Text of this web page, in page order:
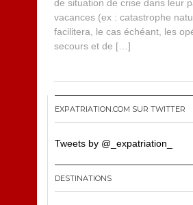
de situation de crise dans leur
vacances (ex : catastrophe
facilitera, le cas échéant, les
secours et de […]
EXPATRIATION.COM SUR TWITTER
Tweets by @_expatriation_
DESTINATIONS